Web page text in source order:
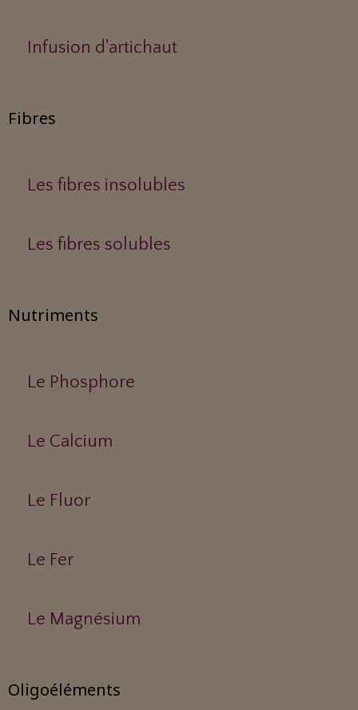
Infusion d'artichaut
Fibres
Les fibres insolubles
Les fibres solubles
Nutriments
Le Phosphore
Le Calcium
Le Fluor
Le Fer
Le Magnésium
Oligoéléments